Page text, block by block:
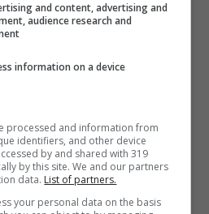
pensare che sia
del gossip, che
ha messo in giro per
elementi o prove certe
ciò, ma l’unica cosa
fisico della bellaDe
and content, advertising and
audience research and
information on a device
processed and information from
identifiers, and other device
by and shared with 319
by this site. We and our partners
data. List of partners.
your personal data on the basis